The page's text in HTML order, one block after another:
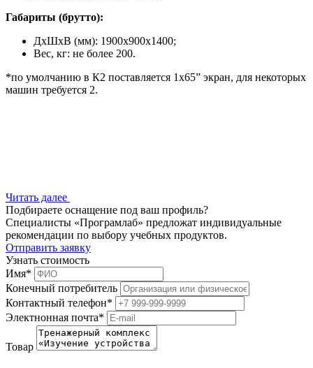
Габариты (брутто):
ДхШхВ (мм): 1900x900x1400;
Вес, кг: не более 200.
*по умолчанию в К2 поставляется 1х65” экран, для некоторых
машин требуется 2.
Читать далее
Подбираете оснащение под ваш профиль?
Специалисты «Програмлаб» предложат индивидуальные
рекомендации по выбору учебных продуктов.
Отправить заявку
Узнать стоимость
Имя*
Конечный потребитель
Контактный телефон*
Электнонная почта*
Товар